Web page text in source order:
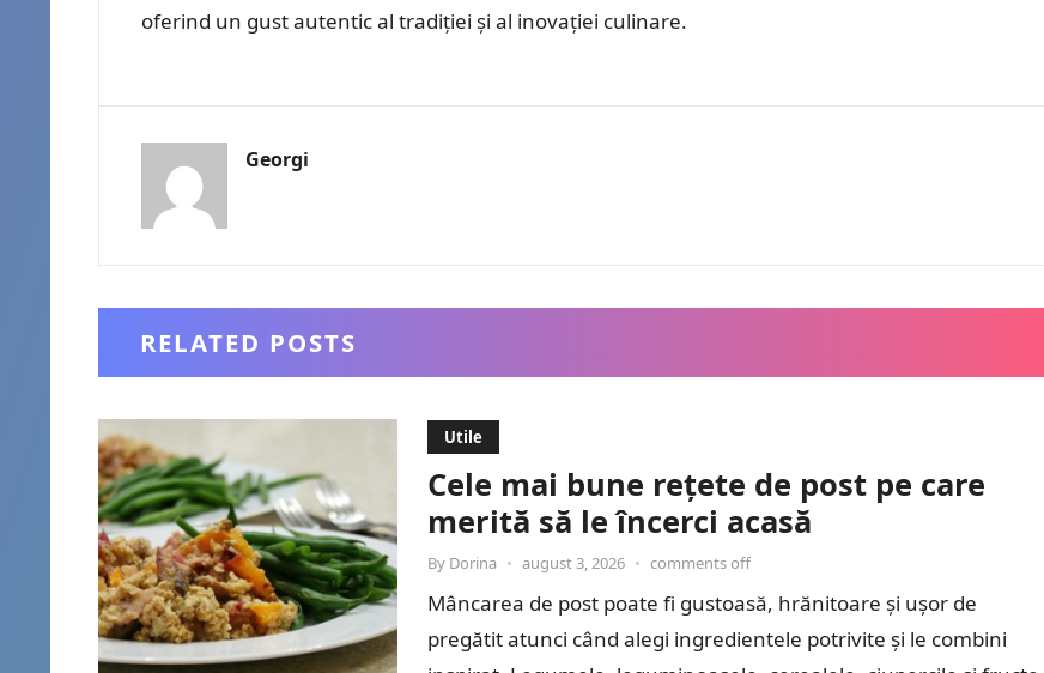
oferind un gust autentic al tradiției și al inovației culinare.
Georgi
RELATED POSTS
Utile
Cele mai bune rețete de post pe care
merită să le încerci acasă
By Dorina • august 3, 2026 • comments off
Mâncarea de post poate fi gustoasă, hrănitoare și ușor de
pregătit atunci când alegi ingredientele potrivite și le combini